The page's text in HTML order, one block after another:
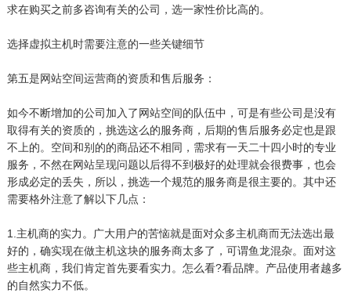
求在购买之前多咨询有关的公司，选一家性价比高的。
选择虚拟主机时需要注意的一些关键细节
第五是网站空间运营商的资质和售后服务：
如今不断增加的公司加入了网站空间的队伍中，可是有些公司是没有
取得有关的资质的，挑选这么的服务商，后期的售后服务必定也是跟
不上的。空间和别的的商品还不相同，需求有一天二十四小时的专业
服务，不然在网站呈现问题以后得不到极好的处理就会很费事，也会
形成必定的丢失，所以，挑选一个规范的服务商是很主要的。其中还
需要格外注意了解以下几点：
1.主机商的实力。广大用户的苦恼就是面对众多主机商而无法选出最
好的，确实现在做主机这块的服务商太多了，可谓鱼龙混杂。面对这
些主机商，我们肯定首先要看实力。怎么看?看品牌。产品使用者越多
的自然实力不低。